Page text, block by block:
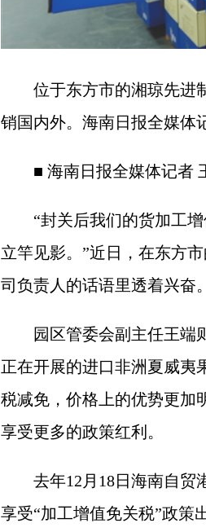
位于东方市的湘琼先进制
销国内外。海南日报全媒体
■ 海南日报全媒体记者
“封关后我们的货加工增
立竿见影。”近日，在东方
司负责人的话语里透着兴奋。
园区管委会副主任王端则
正在开展的进口非洲夏威夷
税减免，价格上的优势更加
享受更多的政策红利。
去年12月18日海南自贸
享受“加工增值免关税”政策